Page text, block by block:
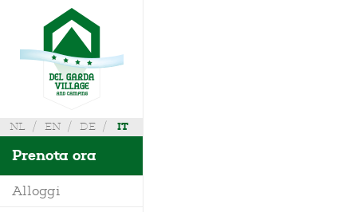
NL EN DE IT
Prenota ora
Alloggi